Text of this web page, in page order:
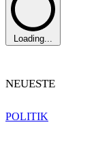
Loading...
NEUESTE
POLITIK